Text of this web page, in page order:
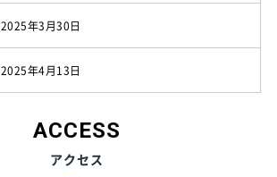
2025年3月30日
2025年4月13日
ACCESS
アクセス